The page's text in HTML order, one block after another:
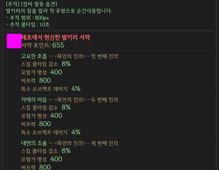
[추적] [장비 발동 옵션]
발키리의 힘을 빌려 적 후방으로 순간이동합니다.
- 추적 범위 : 800px
- 추적 쿨타임 : 10초
태초에서 현신한 발키리 서약
서약 포인트:655
고요한 호흡— <묵언의 진의> - 첫 번째 진의
스킬 쿨타임 감소
8%
모험가 명성 400
버프력 800
특수 오브젝트 데미지 4%
자애의 마음— <묵언의 진의> - 두 번째 진의
스킬 쿨타임 감소
8%
모험가 명성 400
버프력 800
특수 오브젝트 데미지 4%
내면의 조율— <묵언의 진의> - 세 번째 진의
스킬 쿨타임 감소
8%
모험가 명성 400
버프력 800